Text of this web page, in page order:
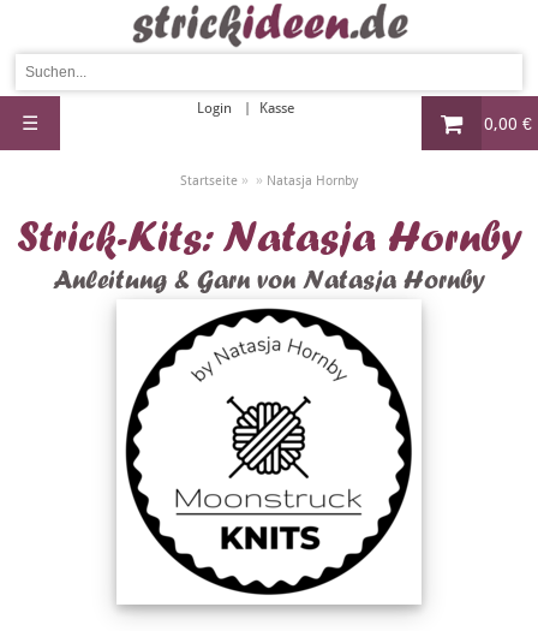
0,00 €
Login Kasse
☰
Startseite » » Natasja Hornby
Strick-Kits: Natasja Hornby
Anleitung & Garn von Natasja Hornby